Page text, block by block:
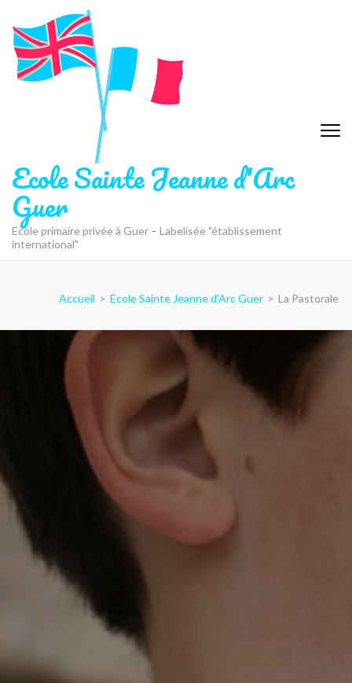
Ecole Sainte Jeanne d'Arc
Guer
Ecole primaire privée à Guer – Labelisée "établissement
international"
Accueil > Ecole Sainte Jeanne d'Arc Guer > La Pastorale